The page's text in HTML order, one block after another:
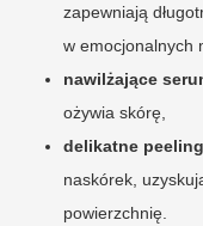
zapewniają
w emocjonalnych
nawilżające
ożywia skórę,
delikatne
naskórek,
powierzchnię.